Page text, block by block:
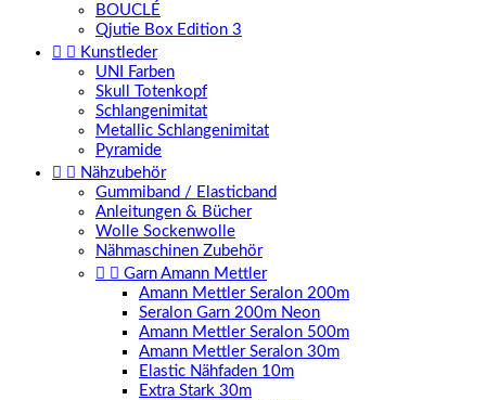
BOUCLÉ
Qjutie Box Edition 3
  Kunstleder
UNI Farben
Skull Totenkopf
Schlangenimitat
Metallic Schlangenimitat
Pyramide
  Nähzubehör
Gummiband / Elasticband
Anleitungen & Bücher
Wolle Sockenwolle
Nähmaschinen Zubehör
  Garn Amann Mettler
Amann Mettler Seralon 200m
Seralon Garn 200m Neon
Amann Mettler Seralon 500m
Amann Mettler Seralon 30m
Elastic Nähfaden 10m
Extra Stark 30m